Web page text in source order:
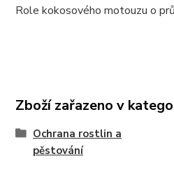
Role kokosového motouzu o
Zboží zařazeno v
Ochrana rostlin a
pěstování